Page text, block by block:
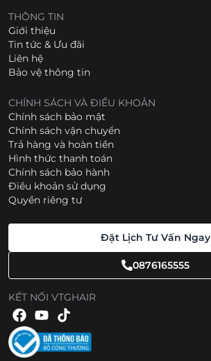
THÔNG TIN
Giới thiệu
Tin tức & Ưu đãi
Liên hệ
Bảo vệ thông tin
CHÍNH SÁCH VÀ ĐIỀU KHOẢN
Chính sách bảo mật
Chính sách vận chuyển
Trả hàng và hoàn tiền
Hình thức thanh toán
Chính sách bảo hành
Điều khoản sử dụng
Quyền riêng tư
Đặt Lịch Tư Vấn Ngay
0876165555
KẾT NỐI VTGHAIR